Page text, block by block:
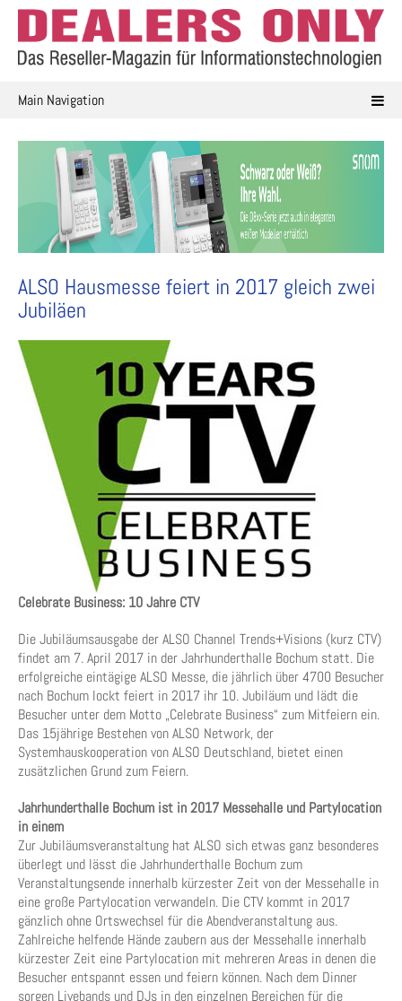
Skip
content
Main Navigation
ALSO Hausmesse feiert in 2017 gleich zwei
Jubiläen
Celebrate Business: 10 Jahre CTV
Die Jubiläumsausgabe der ALSO Channel Trends+Visions (kurz CTV)
findet am 7. April 2017 in der Jahrhunderthalle Bochum statt. Die
erfolgreiche eintägige ALSO Messe, die jährlich über 4700 Besucher
nach Bochum lockt feiert in 2017 ihr 10. Jubiläum und lädt die
Besucher unter dem Motto „Celebrate Business“ zum Mitfeiern ein.
Das 15jährige Bestehen von ALSO Network, der
Systemhauskooperation von ALSO Deutschland, bietet einen
zusätzlichen Grund zum Feiern.
Jahrhunderthalle Bochum ist in 2017 Messehalle und Partylocation
in einem
Zur Jubiläumsveranstaltung hat ALSO sich etwas ganz besonderes
überlegt und lässt die Jahrhunderthalle Bochum zum
Veranstaltungsende innerhalb kürzester Zeit von der Messehalle in
eine große Partylocation verwandeln. Die CTV kommt in 2017
gänzlich ohne Ortswechsel für die Abendveranstaltung aus.
Zahlreiche helfende Hände zaubern aus der Messehalle innerhalb
kürzester Zeit eine Partylocation mit mehreren Areas in denen die
Besucher entspannt essen und feiern können. Nach dem Dinner
sorgen Livebands und DJs in den einzelnen Bereichen für die